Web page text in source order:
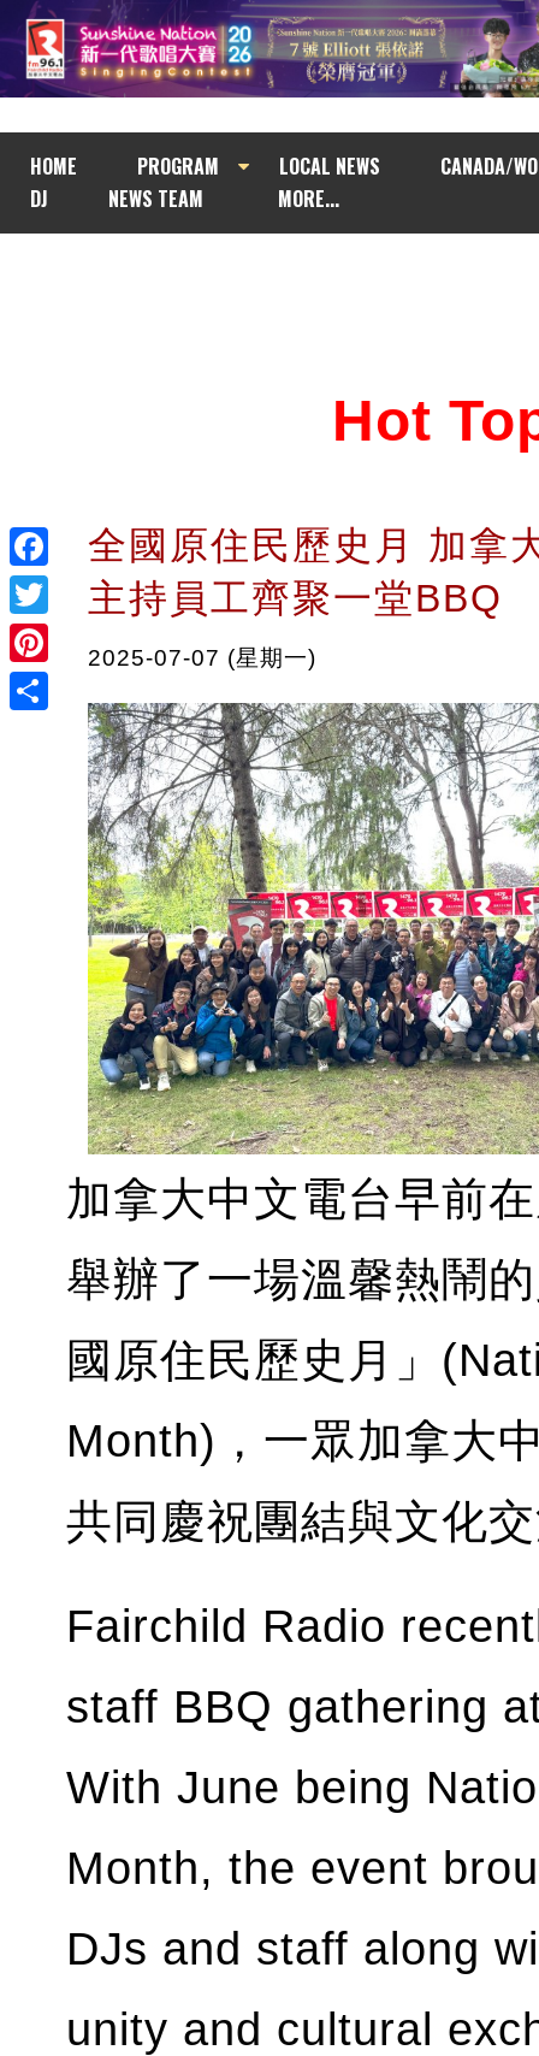
HOME PROGRAM LOCAL NEWS
CANADA/
DJ
NEWS TEAM MORE...
Facebook
Twitter
Pinterest
Hot
全國原住民歷史月 加拿
主持員工齊聚一堂BBQ
2025-07-07 (星期一)
加拿大中文電台早前
舉辦了一場溫馨熱鬧
國原住民歷史月」
Month)，一眾加拿大
共同慶祝團結與文化
Fairchild Radio
staff BBQ gathering
With June being
Month, the event
DJs and staff along
unity and cultural